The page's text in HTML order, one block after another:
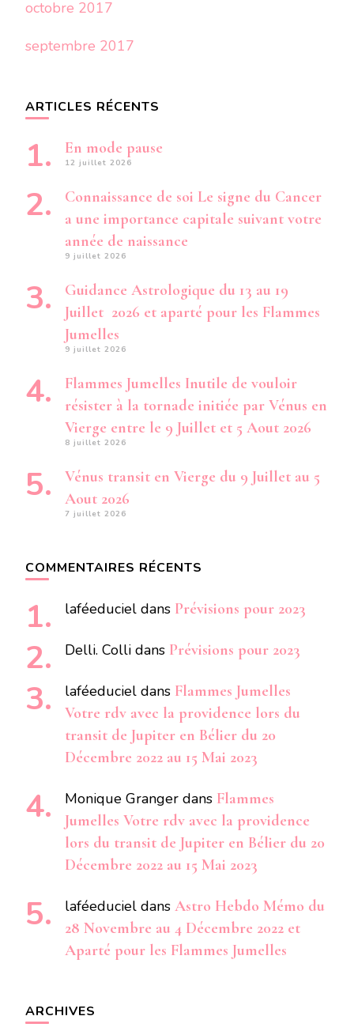
octobre 2017
septembre 2017
ARTICLES RÉCENTS
En mode pause
12 juillet 2026
Connaissance de soi Le signe du Cancer
a une importance capitale suivant votre
année de naissance
9 juillet 2026
Guidance Astrologique du 13 au 19
Juillet 2026 et aparté pour les Flammes
Jumelles
9 juillet 2026
Flammes Jumelles Inutile de vouloir
résister à la tornade initiée par Vénus en
Vierge entre le 9 Juillet et 5 Aout 2026
8 juillet 2026
Vénus transit en Vierge du 9 Juillet au 5
Aout 2026
7 juillet 2026
COMMENTAIRES RÉCENTS
laféeduciel dans Prévisions pour 2023
Delli. Colli dans Prévisions pour 2023
laféeduciel dans Flammes Jumelles
Votre rdv avec la providence lors du
transit de Jupiter en Bélier du 20
Décembre 2022 au 15 Mai 2023
Monique Granger dans Flammes
Jumelles Votre rdv avec la providence
lors du transit de Jupiter en Bélier du 20
Décembre 2022 au 15 Mai 2023
laféeduciel dans Astro Hebdo Mémo du
28 Novembre au 4 Décembre 2022 et
Aparté pour les Flammes Jumelles
ARCHIVES